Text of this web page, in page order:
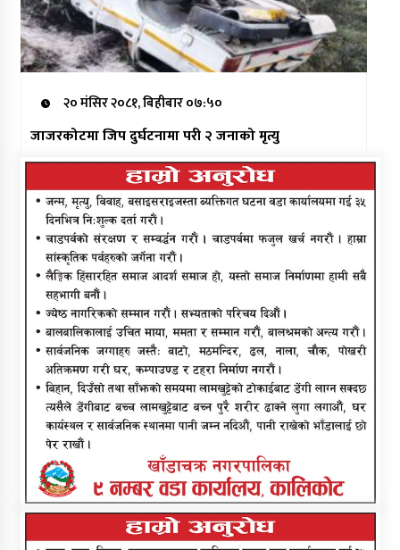
२० मंसिर २०८१, बिहीबार ०७:५०
जाजरकोटमा जिप दुर्घटनामा परी २ जनाको मृत्यु